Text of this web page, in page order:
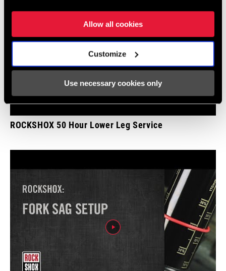
Allow all cookies
Customize
Use necessary cookies only
ROCKSHOX 50 Hour Lower Leg Service